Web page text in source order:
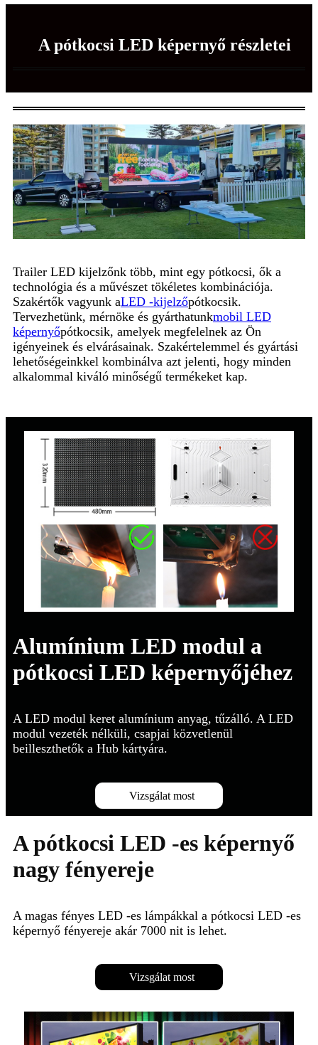
A pótkocsi LED képernyő részletei
Trailer LED kijelzőnk több, mint egy pótkocsi, ők a
technológia és a művészet tökéletes kombinációja.
Szakértők vagyunk aLED -kijelzőpótkocsik.
Tervezhetünk, mérnöke és gyárthatunkmobil LED
képernyőpótkocsik, amelyek megfelelnek az Ön
igényeinek és elvárásainak. Szakértelemmel és gyártási
lehetőségeinkkel kombinálva azt jelenti, hogy minden
alkalommal kiváló minőségű termékeket kap.
Alumínium LED modul a
pótkocsi LED képernyőjéhez
A LED modul keret alumínium anyag, tűzálló. A LED
modul vezeték nélküli, csapjai közvetlenül
beilleszthetők a Hub kártyára.
Vizsgálat most
A pótkocsi LED -es képernyő
nagy fényereje
A magas fényes LED -es lámpákkal a pótkocsi LED -es
képernyő fényereje akár 7000 nit is lehet.
Vizsgálat most